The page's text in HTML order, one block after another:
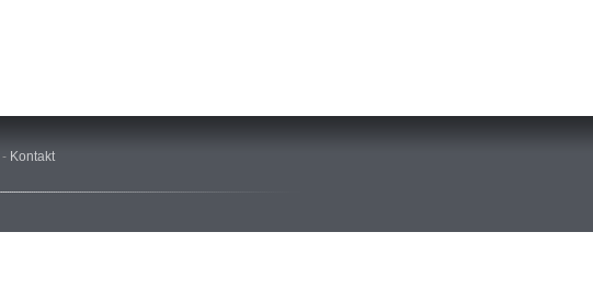
- Kontakt